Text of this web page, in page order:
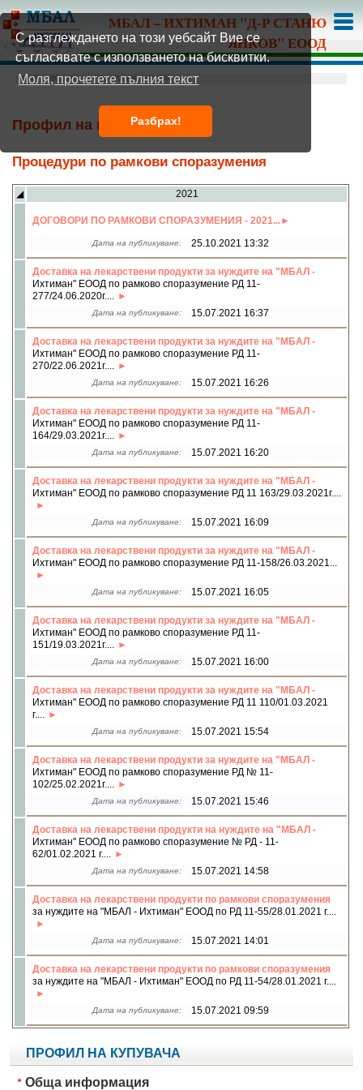
С разглеждането на този уебсайт Вие се
съгласявате с използването на бисквитки.
Моля, прочетете пълния текст
Разбрах!
МБАЛ – ИХТИМАН "Д-Р СТАНЮ
ЯНКОВ" ЕООД
МБАЛ – ИХТИМАН» ПРОФИЛ НА КУПУВАЧА »
Профил на купувача
Процедури по рамкови споразумения
◢ 2021
ДОГОВОРИ ПО РАМКОВИ СПОРАЗУМЕНИЯ - 2021...
Дата на публикуване: 25.10.2021 13:32
Доставка на лекарствени продукти за нуждите на "МБАЛ -
Ихтиман" ЕООД по рамково споразумение РД 11-
277/24.06.2020г....
Дата на публикуване: 15.07.2021 16:37
Доставка на лекарствени продукти за нуждите на "МБАЛ -
Ихтиман" ЕООД по рамково споразумение РД 11-
270/22.06.2021г....
Дата на публикуване: 15.07.2021 16:26
Доставка на лекарствени продукти за нуждите на "МБАЛ -
Ихтиман" ЕООД по рамково споразумение РД 11-
164/29.03.2021г....
Дата на публикуване: 15.07.2021 16:20
Доставка на лекарствени продукти за нуждите на "МБАЛ -
Ихтиман" ЕООД по рамково споразумение РД 11 163/29.03.2021г....
Дата на публикуване: 15.07.2021 16:09
Доставка на лекарствени продукти за нуждите на "МБАЛ -
Ихтиман" ЕООД по рамково споразумение РД 11-158/26.03.2021...
Дата на публикуване: 15.07.2021 16:05
Доставка на лекарствени продукти за нуждите на "МБАЛ -
Ихтиман" ЕООД по рамково споразумение РД 11-
151/19.03.2021г....
Дата на публикуване: 15.07.2021 16:00
Доставка на лекарствени продукти за нуждите на "МБАЛ -
Ихтиман" ЕООД по рамково споразумение РД 11 110/01.03.2021
г....
Дата на публикуване: 15.07.2021 15:54
Доставка на лекарствени продукти за нуждите на "МБАЛ -
Ихтиман" ЕООД по рамково споразумение РД № 11-
102/25.02.2021г....
Дата на публикуване: 15.07.2021 15:46
Доставка на лекарствени продукти на нуждите на "МБАЛ -
Ихтиман" ЕООД по рамково споразумение № РД - 11-
62/01.02.2021 г....
Дата на публикуване: 15.07.2021 14:58
Доставка на лекарствени продукти по рамкови споразумения
за нуждите на "МБАЛ - Ихтиман" ЕООД по РД 11-55/28.01.2021 г....
Дата на публикуване: 15.07.2021 14:01
Доставка на лекарствени продукти по рамкови споразумения
за нуждите на "МБАЛ - Ихтиман" ЕООД по РД 11-54/28.01.2021 г....
Дата на публикуване: 15.07.2021 09:59
ПРОФИЛ НА КУПУВАЧА
Обща информация